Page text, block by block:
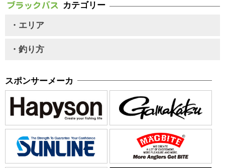
カテゴリー
・エリア
・釣り方
スポンサーメーカ